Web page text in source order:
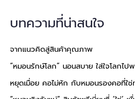
บทความที่น่าสนใจ
จากแนวคิดสู่สินค้าคุณภาพ
“หมอนรักษ์โลก” นอนสบาย ใส่ใจโลกไป
หยุดเมื่อย คอไม่หัก กับหมอนรองคอที่ใ